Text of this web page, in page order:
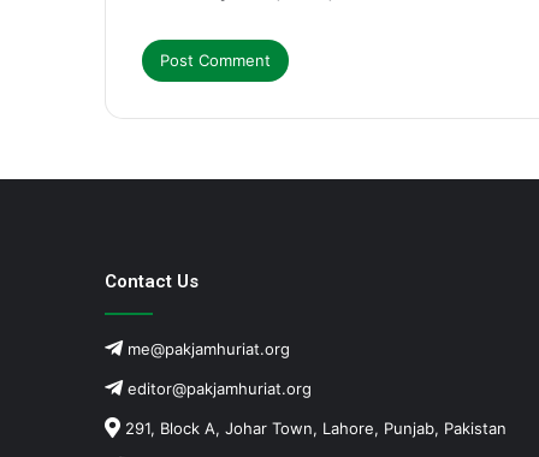
Contact Us
me@pakjamhuriat.org
editor@pakjamhuriat.org
291, Block A, Johar Town, Lahore, Punjab, Pakistan